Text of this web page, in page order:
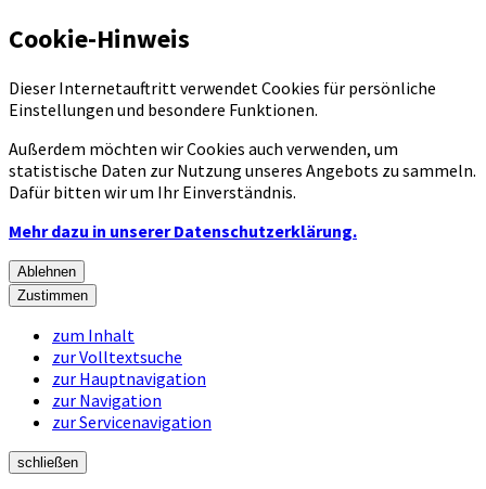
Cookie-Hinweis
Dieser Internetauftritt verwendet Cookies für persönliche
Einstellungen und besondere Funktionen.
Außerdem möchten wir Cookies auch verwenden, um
statistische Daten zur Nutzung unseres Angebots zu sammeln.
Dafür bitten wir um Ihr Einverständnis.
Mehr dazu in unserer Datenschutzerklärung.
Ablehnen
Zustimmen
zum Inhalt
zur Volltextsuche
zur Hauptnavigation
zur Navigation
zur Servicenavigation
schließen